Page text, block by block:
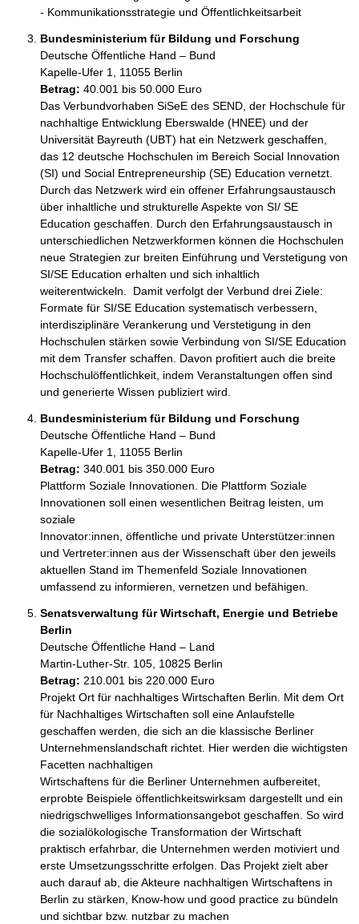
Bundesministerium für Bildung und Forschung
Deutsche Öffentliche Hand – Bund
Kapelle-Ufer 1, 11055 Berlin
Betrag: 40.001 bis 50.000 Euro
Das Verbundvorhaben SiSeE des SEND, der Hochschule für
nachhaltige Entwicklung Eberswalde (HNEE) und der
Universität Bayreuth (UBT) hat ein Netzwerk geschaffen,
das 12 deutsche Hochschulen im Bereich Social Innovation
(SI) und Social Entrepreneurship (SE) Education vernetzt.
Durch das Netzwerk wird ein offener Erfahrungsaustausch
über inhaltliche und strukturelle Aspekte von SI/ SE
Education geschaffen. Durch den Erfahrungsaustausch in
unterschiedlichen Netzwerkformen können die Hochschulen
neue Strategien zur breiten Einführung und Verstetigung von
SI/SE Education erhalten und sich inhaltlich
weiterentwickeln.  Damit verfolgt der Verbund drei Ziele:
Formate für SI/SE Education systematisch verbessern,
interdisziplinäre Verankerung und Verstetigung in den
Hochschulen stärken sowie Verbindung von SI/SE Education
mit dem Transfer schaffen. Davon profitiert auch die breite
Hochschulöffentlichkeit, indem Veranstaltungen offen sind
und generierte Wissen publiziert wird.
Bundesministerium für Bildung und Forschung
Deutsche Öffentliche Hand – Bund
Kapelle-Ufer 1, 11055 Berlin
Betrag: 340.001 bis 350.000 Euro
Plattform Soziale Innovationen. Die Plattform Soziale
Innovationen soll einen wesentlichen Beitrag leisten, um
soziale
Innovator:innen, öffentliche und private Unterstützer:innen
und Vertreter:innen aus der Wissenschaft über den jeweils
aktuellen Stand im Themenfeld Soziale Innovationen
umfassend zu informieren, vernetzen und befähigen.
Senatsverwaltung für Wirtschaft, Energie und Betriebe
Berlin
Deutsche Öffentliche Hand – Land
Martin-Luther-Str. 105, 10825 Berlin
Betrag: 210.001 bis 220.000 Euro
Projekt Ort für nachhaltiges Wirtschaften Berlin. Mit dem Ort
für Nachhaltiges Wirtschaften soll eine Anlaufstelle
geschaffen werden, die sich an die klassische Berliner
Unternehmenslandschaft richtet. Hier werden die wichtigsten
Facetten nachhaltigen
Wirtschaftens für die Berliner Unternehmen aufbereitet,
erprobte Beispiele öffentlichkeitswirksam dargestellt und ein
niedrigschwelliges Informationsangebot geschaffen. So wird
die sozialökologische Transformation der Wirtschaft
praktisch erfahrbar, die Unternehmen werden motiviert und
erste Umsetzungsschritte erfolgen. Das Projekt zielt aber
auch darauf ab, die Akteure nachhaltigen Wirtschaftens in
Berlin zu stärken, Know-how und good practice zu bündeln
und sichtbar bzw. nutzbar zu machen